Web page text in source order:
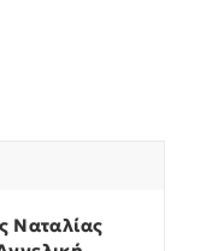
Ναταλίας